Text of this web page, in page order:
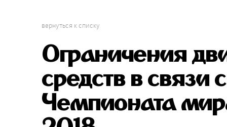
вернуться к списку
Ограничения
средств в
Чемпионата